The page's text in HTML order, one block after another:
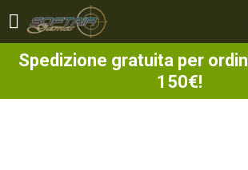
Spedizione gratuita per
150€!